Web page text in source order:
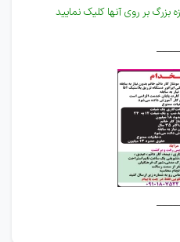
بر روی آنها کلیک نمایید